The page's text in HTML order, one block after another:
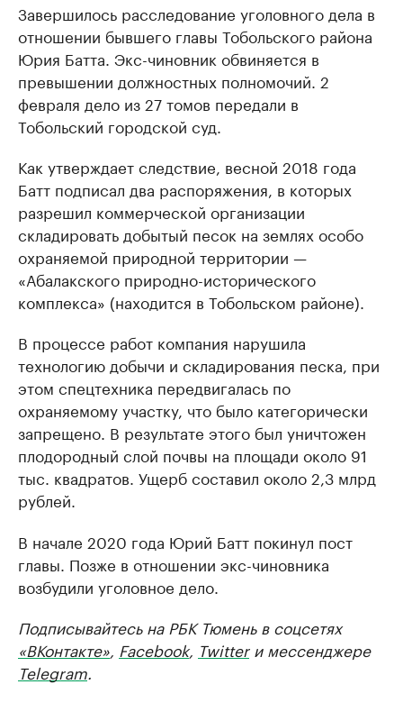
Завершилось расследование уголовного дела в
отношении бывшего главы Тобольского района
Юрия Батта. Экс-чиновник обвиняется в
превышении должностных полномочий. 2
февраля дело из 27 томов передали в
Тобольский городской суд.
Как утверждает следствие, весной 2018 года
Батт подписал два распоряжения, в которых
разрешил коммерческой организации
складировать добытый песок на землях особо
охраняемой природной территории —
«Абалакского природно-исторического
комплекса» (находится в Тобольском районе).
В процессе работ компания нарушила
технологию добычи и складирования песка, при
этом спецтехника передвигалась по
охраняемому участку, что было категорически
запрещено. В результате этого был уничтожен
плодородный слой почвы на площади около 91
тыс. квадратов. Ущерб составил около 2,3 млрд
рублей.
В начале 2020 года Юрий Батт покинул пост
главы. Позже в отношении экс-чиновника
возбудили уголовное дело.
Подписывайтесь на РБК Тюмень в соцсетях
«ВКонтакте», Facebook, Twitterи мессенджере
Telegram.